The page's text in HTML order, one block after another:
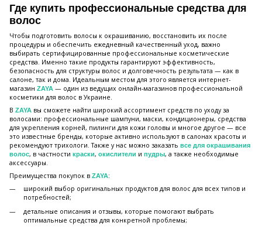
Где купить профессиональные средства для
волос
Чтобы подготовить волосы к окрашиванию, восстановить их после
процедуры и обеспечить ежедневный качественный уход, важно
выбирать сертифицированные профессиональные косметические
средства. Именно такие продукты гарантируют эффективность,
безопасность для структуры волос и долговечность результата — как в
салоне, так и дома. Идеальным местом для этого является интернет-
магазин ZAYA — один из ведущих онлайн-магазинов профессиональной
косметики для волос в Украине.
В ZAYA вы сможете найти широкий ассортимент средств по уходу за
волосами: профессиональные шампуни, маски, кондиционеры, средства
для укрепления корней, пилинги для кожи головы и многое другое — все
это известные бренды, которые активно используют в салонах красоты и
рекомендуют трихологи. Также у нас можно заказать все для окрашивания
волос, в частности краски, окислители и пудры, а также необходимые
аксессуары.
Преимущества покупок в ZAYA:
широкий выбор оригинальных продуктов для волос для всех типов и
потребностей;
детальные описания и отзывы, которые помогают выбрать
оптимальные средства для конкретной проблемы;